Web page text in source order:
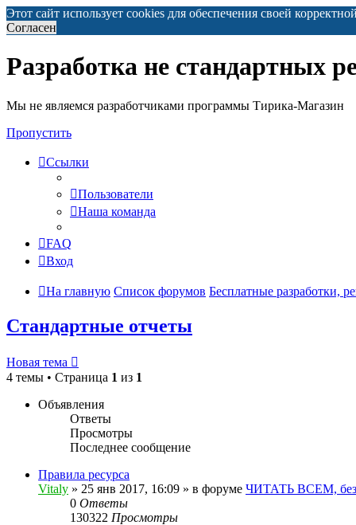
Этот сайт использует cookies для обеспечения своей
Согласен
Разработка не стандартных
Мы не являемся разработчиками программы Тирика-Магазин
Пропустить
Ссылки
Пользователи
Наша команда
FAQ
Вход
На главную Список форумов Бесплатные разработки,
Стандартные отчеты
Новая тема
4 темы • Страница 1 из 1
Объявления
Ответы
Просмотры
Последнее сообщение
Правила ресурса
Vitaly » 25 янв 2017, 16:09 » в форуме ЧИТАТЬ ВСЕМ, без
0 Ответы
130322 Просмотры